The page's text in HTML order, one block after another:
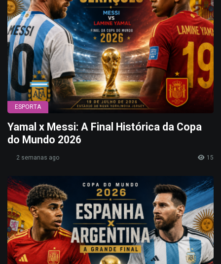
ESPORTA
Yamal x Messi: A Final Histórica da Copa
do Mundo 2026
2 semanas ago 15